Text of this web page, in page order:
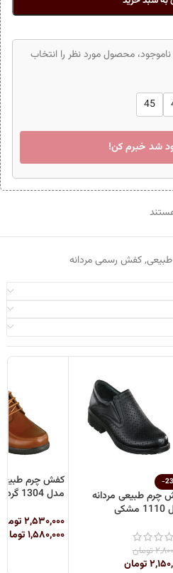
محصول مورد نظر را انتخاب
45
شد خبرم کن!
,کفش رسمی مردانه
-
چرم طبیعی مردانه
تومان
تومان
کفش چرم طبیعی
مدل 1304 گردویی
۲,۵۳۰,۰۰۰
۱,۵۸۰,۰۰۰تومان